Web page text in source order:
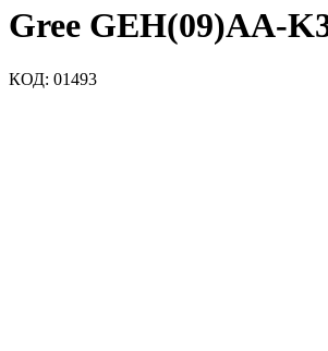
Gree GEH(09)AA-
КОД: 01493